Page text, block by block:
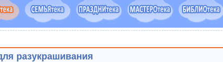
разукрашивания